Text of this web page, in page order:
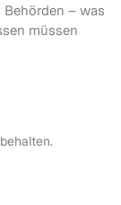
– was
müssen